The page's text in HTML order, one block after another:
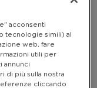
acconsenti
tecnologie simili) al
web, fare
utili per
annunci
di più sulla nostra
cliccando